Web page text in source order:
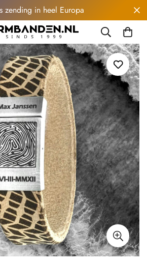
zending in heel Europa